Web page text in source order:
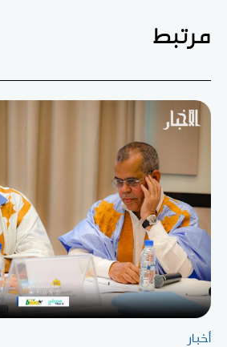
مرتبط
أخبار